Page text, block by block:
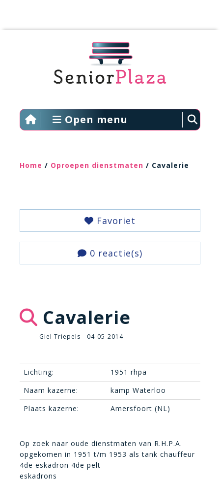
Open menu
Home / Oproepen dienstmaten / Cavalerie
Favoriet
0 reactie(s)
Cavalerie
Giel Triepels - 04-05-2014
Lichting:
1951 rhpa
Naam kazerne:
kamp Waterloo
Plaats kazerne:
Amersfoort (NL)
Op zoek naar oude dienstmaten van R.H.P.A.
opgekomen in 1951 t/m 1953 als tank chauffeur
4de eskadron 4de pelt
eskadrons